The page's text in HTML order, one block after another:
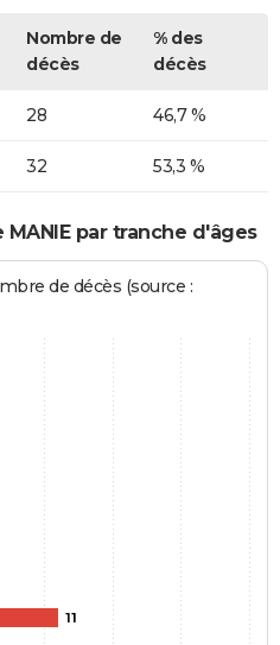
Nombre de
décès
% des
décès
28 46,7 %
32 53,3 %
par tranche d'âges
de décès (source :
11